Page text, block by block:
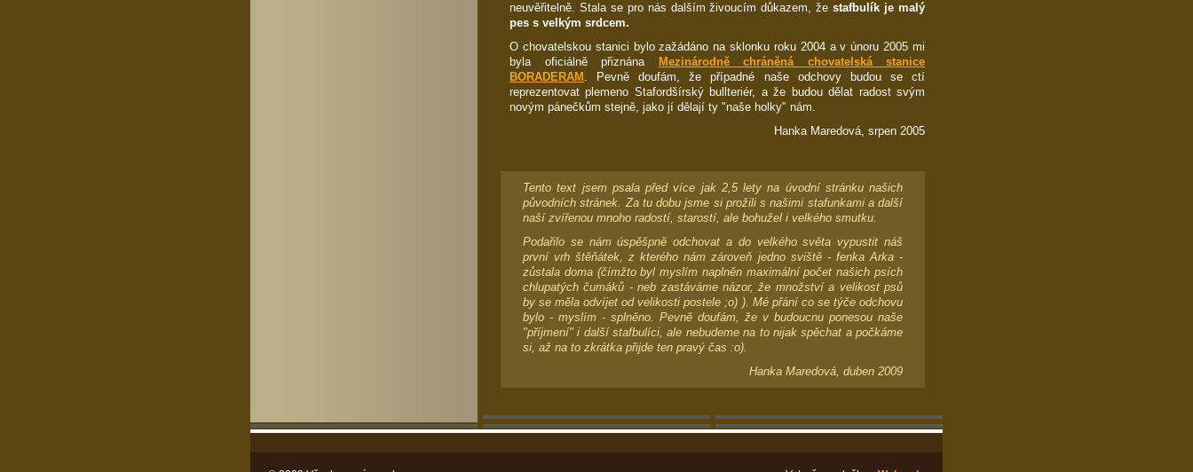
neuvěřitelně. Stala se pro nás dalším živoucím důkazem, žestafbulík je malý
pes s velkým srdcem.
O chovatelskou stanici bylo zažádáno na sklonku roku 2004 a v únoru 2005 mi
byla oficiálně přiznána
Mezinárodně chráněná chovatelská stanice
BORADERAM . Pevně doufám, že případné naše odchovy budou se ctí
reprezentovat plemeno Stafordšírský bullteriér, a že budou dělat radost svým
novým pánečkům stejně, jako jí dělají ty "naše holky" nám.
Hanka Maredová, srpen 2005
Tento text jsem psala před více jak 2,5 lety na úvodní stránku našich
původních stránek. Za tu dobu jsme si prožili s našimi stafunkami a další
naší zvířenou mnoho radostí, starostí, ale bohužel i velkého smutku.
Podařilo se nám úspěšpně odchovat a do velkého světa vypustit náš
první vrh štěňátek, z kterého nám zároveň jedno sviště - fenka Arka -
zůstala doma (čímžto byl myslím naplněn maximální počet našich psích
chlupatých čumáků - neb zastáváme názor, že množství a velikost psů
by se měla odvíjet od velikosti postele ;o) ). Mé přání co se týče odchovu
bylo - myslím - splněno. Pevně doufám, že v budoucnu ponesou naše
"příjmení" i další stafbulíci, ale nebudeme na to nijak spěchat a počkáme
si, až na to zkrátka přijde ten pravý čas :o).
Hanka Maredová, duben 2009